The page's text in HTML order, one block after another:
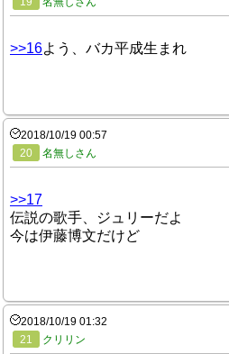
>>16よう、バカ平成生まれ
2018/10/19 00:57
20
名無しさん
>>17
伝説の歌手、ジュリーだよ
今は伊藤博文だけど
2018/10/19 01:32
21
クリリン